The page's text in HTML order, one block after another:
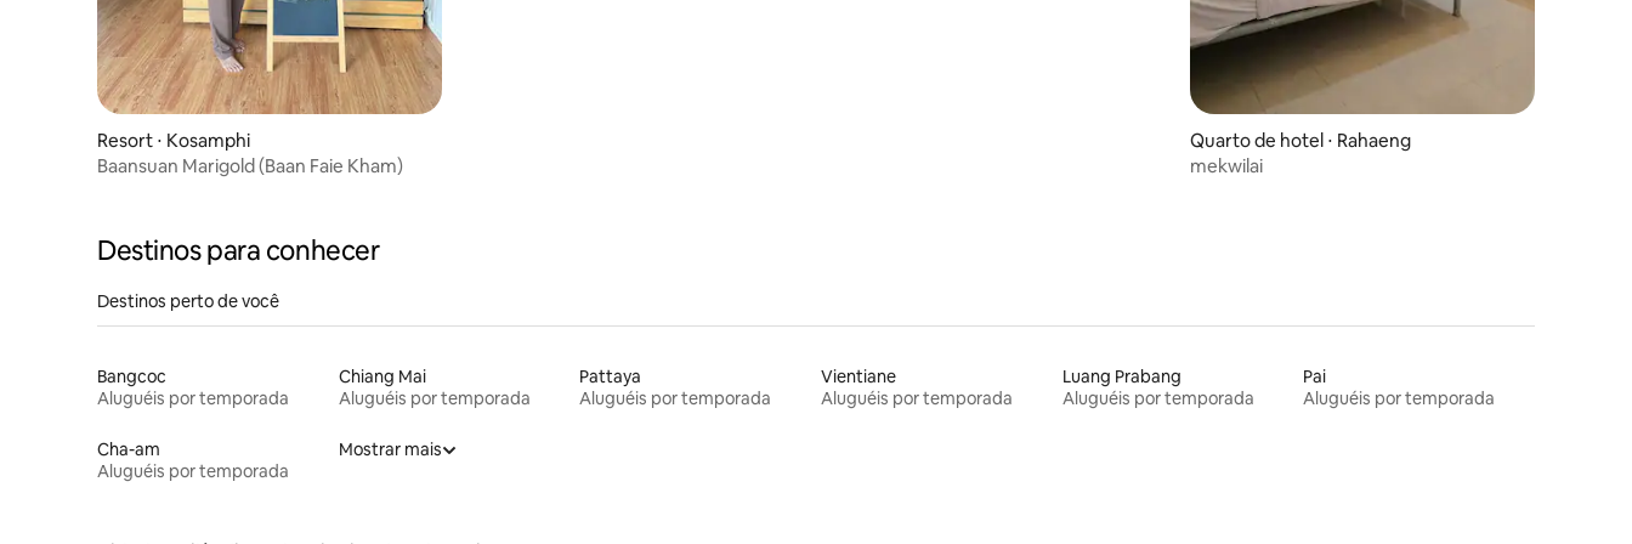
Resort ⋅ Kosamphi
Baansuan Marigold (Baan Faie Kham)
Quarto de hotel ⋅ Rahaeng
mekwilai
Destinos para conhecer
Destinos perto de você
Bangcoc
Aluguéis por temporada
Chiang Mai
Aluguéis por temporada
Pattaya
Aluguéis por temporada
Vientiane
Aluguéis por temporada
Luang Prabang
Aluguéis por temporada
Pai
Aluguéis por temporada
Cha-am
Aluguéis por temporada
Mostrar mais